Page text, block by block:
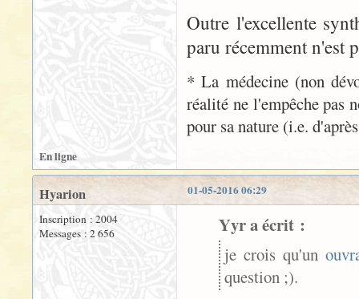
Outre l'excellente
paru récemment n'est
* La médecine (non
réalité ne l'empêche pas
pour sa nature (i.e.
En ligne
01-05-2016 06:29
Hyarion
Inscription : 2004
Messages : 2 656
Yyr a écrit :
je crois qu'un
question ;).